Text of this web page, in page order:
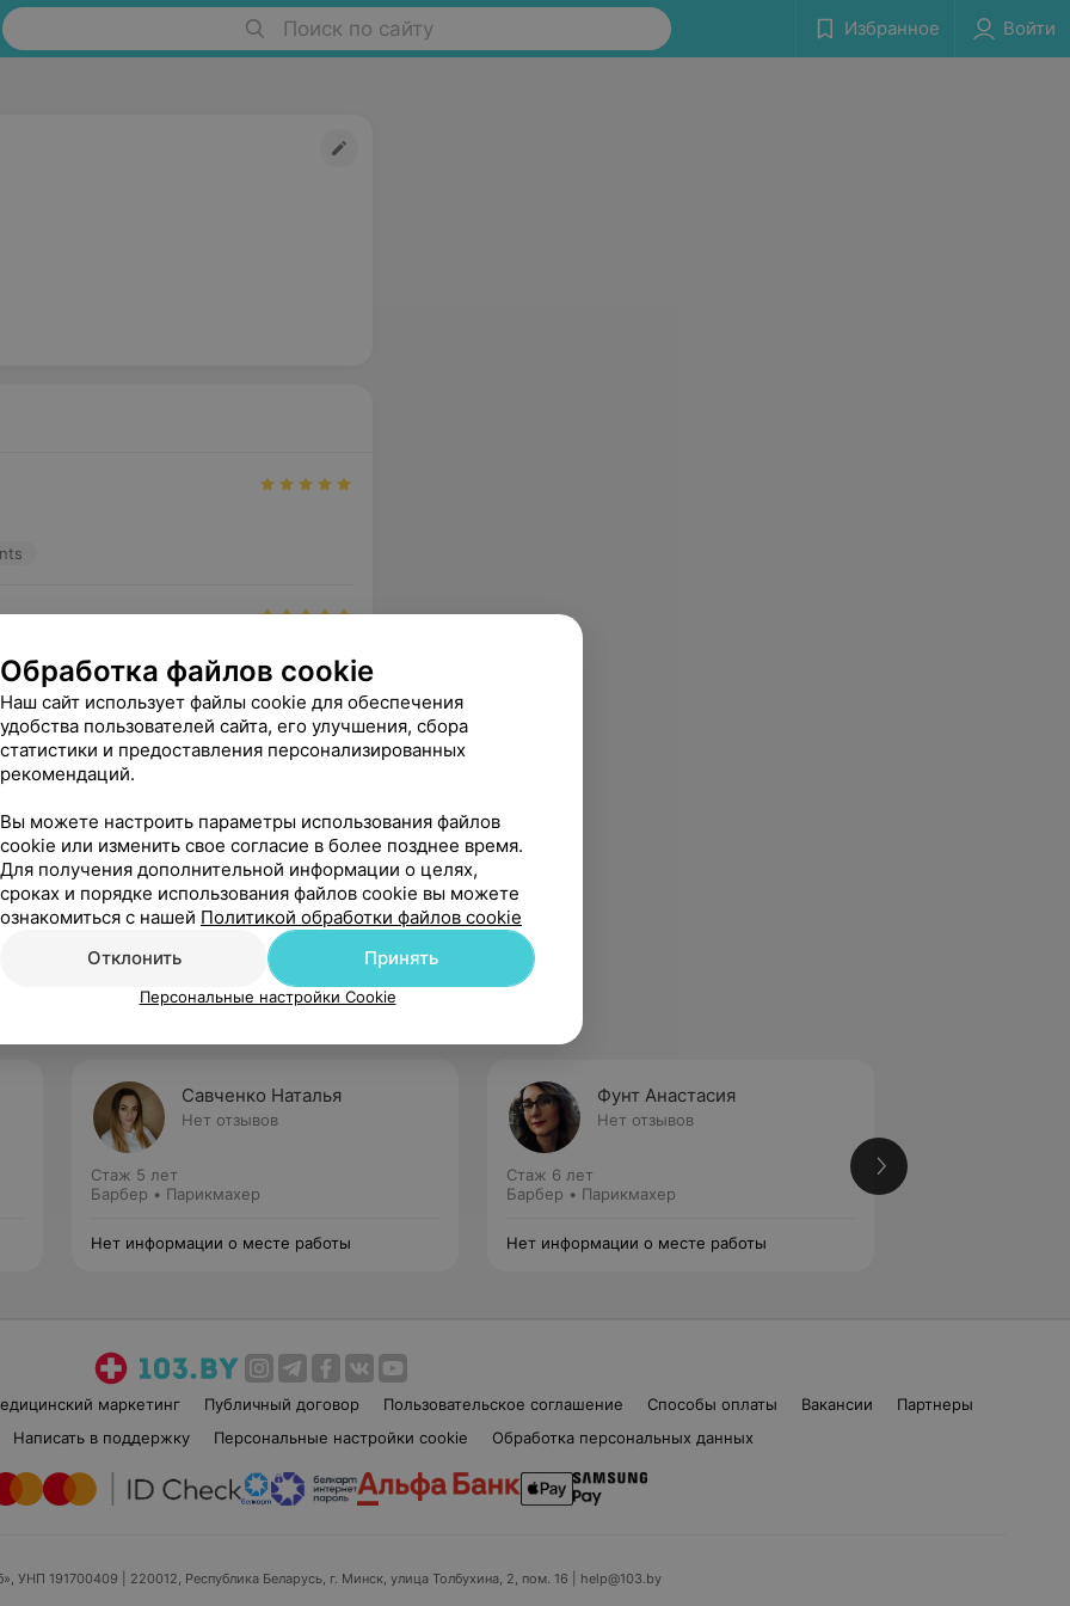
Поиск по сайту Избранное Войти
стрижка для мальчика.
профессиональное обслуживание.
ему зарплату
ещё
Савченко Наталья
Нет отзывов
Стаж 5 лет
Барбер • Парикмахер
Нет информации о месте работы
Фунт Анастасия
Нет отзывов
Стаж 6 лет
Барбер • Парикмахер
Нет информации о месте работы
маркетинг Публичный договор Пользовательское соглашение Способы оплаты Вакансии
Партнеры
Написать в поддержку Персональные настройки cookie Обработка персональных данных
УНП 191700409 | 220012, Республика Беларусь, г. Минск, улица Толбухина, 2, пом. 16 | help@103.by
Обработка файлов cookie
Наш сайт использует файлы cookie для обеспечения
удобства пользователей сайта, его улучшения, сбора
статистики и предоставления персонализированных
рекомендаций.
Вы можете настроить параметры использования файлов
cookie или изменить свое согласие в более позднее время.
Для получения дополнительной информации о целях,
сроках и порядке использования файлов cookie вы можете
ознакомиться с нашей Политикой обработки файлов cookie
Отклонить
Принять
Персональные настройки Cookie